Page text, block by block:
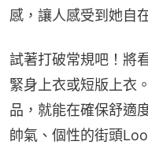
感，讓人感受到她自
試著打破常規吧！將
緊身上衣或短版上衣
品，就能在確保舒適
帥氣、個性的街頭